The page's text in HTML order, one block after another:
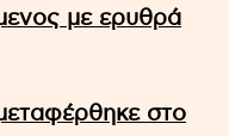
με ερυθρά
στο